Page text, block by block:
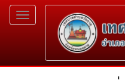
Toggle
navigation